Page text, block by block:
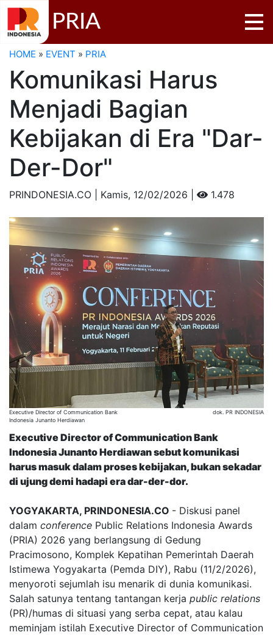
PRIA
HOME » EVENT » PRIA
Komunikasi Harus
Menjadi Bagian
Kebijakan di Era "Dar-
Der-Dor"
PRINDONESIA.CO | Kamis, 12/02/2026 | 1.478
Executive Director of Communication Bank
Indonesia Junanto Herdiawan
dok. PR INDONESIA
Executive Director of Communication Bank
Indonesia Junanto Herdiawan sebut komunikasi
harus masuk dalam proses kebijakan, bukan sekadar
di ujung demi hadapi era dar-der-dor.
YOGYAKARTA, PRINDONESIA.CO - Diskusi panel
dalam conference Public Relations Indonesia Awards
(PRIA) 2026 yang berlangsung di Gedung
Pracimosono, Komplek Kepatihan Pemerintah Daerah
Istimewa Yogyakarta (Pemda DIY), Rabu (11/2/2026),
menyoroti sejumlah isu menarik di dunia komunikasi.
Salah satunya tentang tantangan kerja public relations
(PR)/humas di situasi yang serba cepat, atau kalau
meminjam istilah Executive Director of Communication